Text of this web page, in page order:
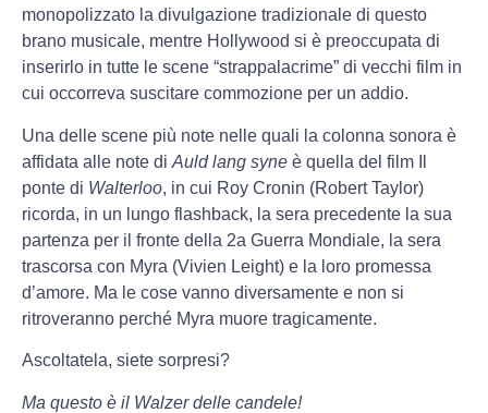
monopolizzato la divulgazione tradizionale di questo
brano musicale, mentre Hollywood si è preoccupata di
inserirlo in tutte le scene “strappalacrime” di vecchi film in
cui occorreva suscitare commozione per un addio.
Una delle scene più note nelle quali la colonna sonora è
affidata alle note di Auld lang syne è quella del film Il
ponte di Walterloo, in cui Roy Cronin (Robert Taylor)
ricorda, in un lungo flashback, la sera precedente la sua
partenza per il fronte della 2a Guerra Mondiale, la sera
trascorsa con Myra (Vivien Leight) e la loro promessa
d’amore. Ma le cose vanno diversamente e non si
ritroveranno perché Myra muore tragicamente.
Ascoltatela, siete sorpresi?
Ma questo è il Walzer delle candele!